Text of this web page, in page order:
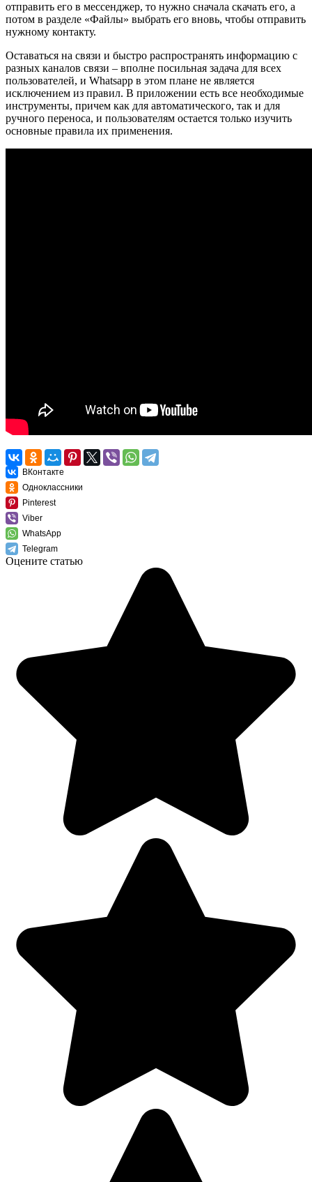
отправить его в мессенджер, то нужно сначала скачать его, а
потом в разделе «Файлы» выбрать его вновь, чтобы отправить
нужному контакту.
Оставаться на связи и быстро распространять информацию с
разных каналов связи – вполне посильная задача для всех
пользователей, и Whatsapp в этом плане не является
исключением из правил. В приложении есть все необходимые
инструменты, причем как для автоматического, так и для
ручного переноса, и пользователям остается только изучить
основные правила их применения.
ВКонтакте
Одноклассники
Pinterest
Viber
WhatsApp
Telegram
Оцените статью